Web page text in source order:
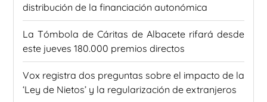
distribución de la financiación autonómica
La Tómbola de Cáritas de Albacete rifará desde
este jueves 180.000 premios directos
Vox registra dos preguntas sobre el impacto de la
‘Ley de Nietos’ y la regularización de extranjeros